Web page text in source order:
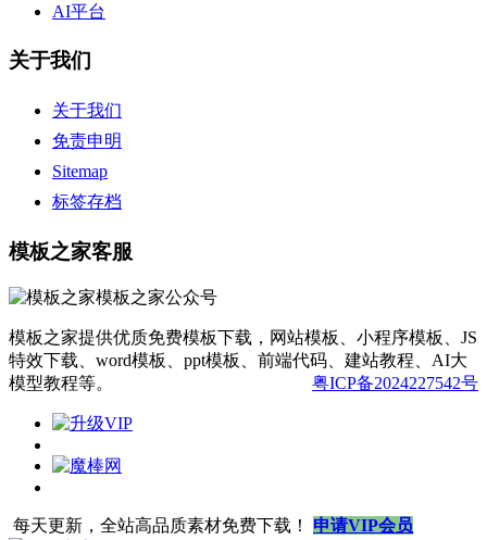
AI平台
关于我们
关于我们
免责申明
Sitemap
标签存档
模板之家客服
模板之家提供优质免费模板下载，网站模板、小程序模板、JS
特效下载、word模板、ppt模板、前端代码、建站教程、AI大
模型教程等。
粤ICP备2024227542号
每天更新，全站高品质素材免费下载！ 申请VIP会员